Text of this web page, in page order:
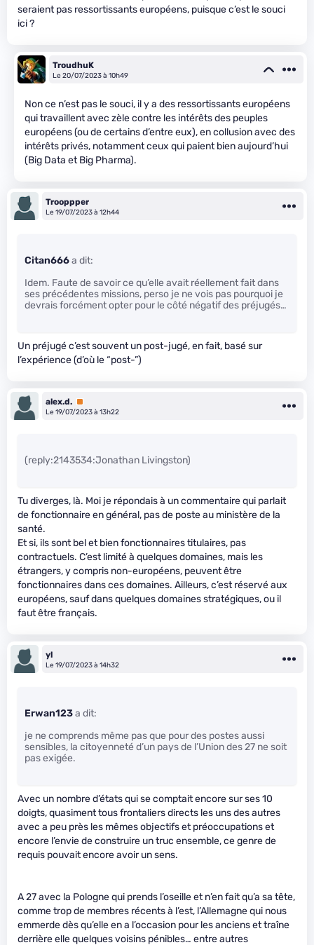
seraient pas ressortissants européens, puisque c’est le souci
ici ?
TroudhuK
Le 20/07/2023 à 10h49
Non ce n’est pas le souci, il y a des ressortissants européens
qui travaillent avec zèle contre les intérêts des peuples
européens (ou de certains d’entre eux), en collusion avec des
intérêts privés, notamment ceux qui paient bien aujourd’hui
(Big Data et Big Pharma).
Trooppper
Le 19/07/2023 à 12h44
Citan666a dit:
Idem. Faute de savoir ce qu’elle avait réellement fait dans
ses précédentes missions, perso je ne vois pas pourquoi je
devrais forcément opter pour le côté négatif des préjugés…
Un préjugé c’est souvent un post-jugé, en fait, basé sur
l’expérience (d’où le “post-”)
alex.d. Premium
Le 19/07/2023 à 13h22
(reply:2143534:Jonathan Livingston)
Tu diverges, là. Moi je répondais à un commentaire qui parlait
de fonctionnaire en général, pas de poste au ministère de la
santé.
Et si, ils sont bel et bien fonctionnaires titulaires, pas
contractuels. C’est limité à quelques domaines, mais les
étrangers, y compris non-européens, peuvent être
fonctionnaires dans ces domaines. Ailleurs, c’est réservé aux
européens, sauf dans quelques domaines stratégiques, ou il
faut être français.
yl
Le 19/07/2023 à 14h32
Erwan123a dit:
je ne comprends même pas que pour des postes aussi
sensibles, la citoyenneté d’un pays de l’Union des 27 ne soit
pas exigée.
Avec un nombre d’états qui se comptait encore sur ses 10
doigts, quasiment tous frontaliers directs les uns des autres
avec a peu près les mêmes objectifs et préoccupations et
encore l’envie de construire un truc ensemble, ce genre de
requis pouvait encore avoir un sens.
A 27 avec la Pologne qui prends l’oseille et n’en fait qu’a sa tête,
comme trop de membres récents à l’est, l’Allemagne qui nous
emmerde dès qu’elle en a l’occasion pour les anciens et traîne
derrière elle quelques voisins pénibles… entre autres